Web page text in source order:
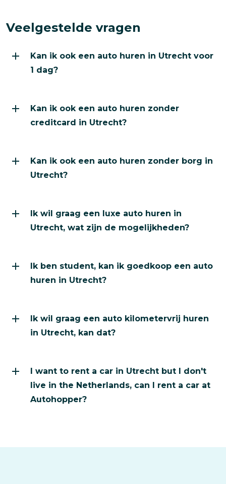
Veelgestelde vragen
Kan ik ook een auto huren in Utrecht voor
1 dag?
Kan ik ook een auto huren zonder
creditcard in Utrecht?
Kan ik ook een auto huren zonder borg in
Utrecht?
Ik wil graag een luxe auto huren in
Utrecht, wat zijn de mogelijkheden?
Ik ben student, kan ik goedkoop een auto
huren in Utrecht?
Ik wil graag een auto kilometervrij huren
in Utrecht, kan dat?
I want to rent a car in Utrecht but I don't
live in the Netherlands, can I rent a car at
Autohopper?